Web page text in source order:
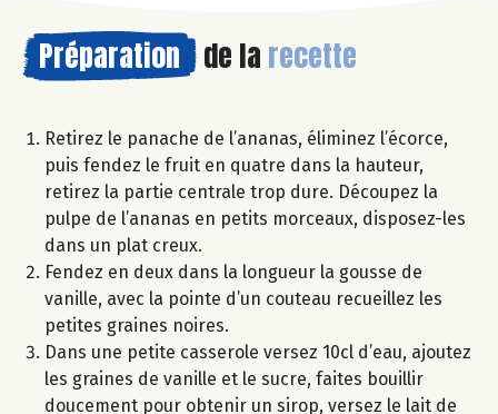
Préparation de la recette
Retirez le panache de l’ananas, éliminez l’écorce,
puis fendez le fruit en quatre dans la hauteur,
retirez la partie centrale trop dure. Découpez la
pulpe de l’ananas en petits morceaux, disposez-les
dans un plat creux.
Fendez en deux dans la longueur la gousse de
vanille, avec la pointe d’un couteau recueillez les
petites graines noires.
Dans une petite casserole versez 10cl d’eau, ajoutez
les graines de vanille et le sucre, faites bouillir
doucement pour obtenir un sirop, versez le lait de